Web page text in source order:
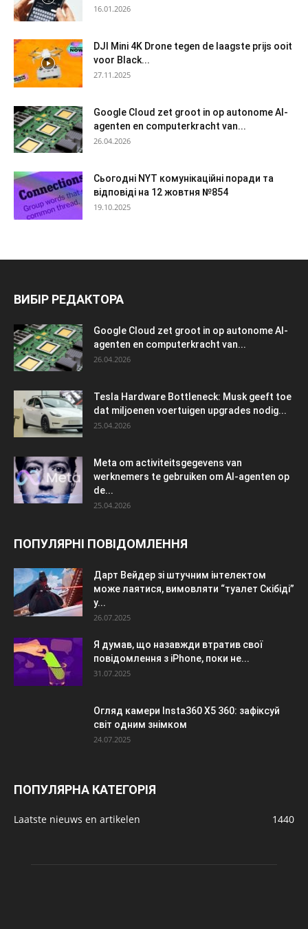
16.01.2026
DJI Mini 4K Drone tegen de laagste prijs ooit
voor Black...
27.11.2025
Google Cloud zet groot in op autonome AI-
agenten en computerkracht van...
26.04.2026
Сьогодні NYT комунікаційні поради та
відповіді на 12 жовтня №854
19.10.2025
ВИБІР РЕДАКТОРА
Google Cloud zet groot in op autonome AI-
agenten en computerkracht van...
26.04.2026
Tesla Hardware Bottleneck: Musk geeft toe
dat miljoenen voertuigen upgrades nodig...
25.04.2026
Meta om activiteitsgegevens van
werknemers te gebruiken om AI-agenten op
de...
25.04.2026
ПОПУЛЯРНІ ПОВІДОМЛЕННЯ
Дарт Вейдер зі штучним інтелектом
може лаятися, вимовляти “туалет Скібіді”
у...
26.07.2025
Я думав, що назавжди втратив свої
повідомлення з iPhone, поки не...
31.07.2025
Огляд камери Insta360 X5 360: зафіксуй
світ одним знімком
24.07.2025
ПОПУЛЯРНА КАТЕГОРІЯ
Laatste nieuws en artikelen 1440